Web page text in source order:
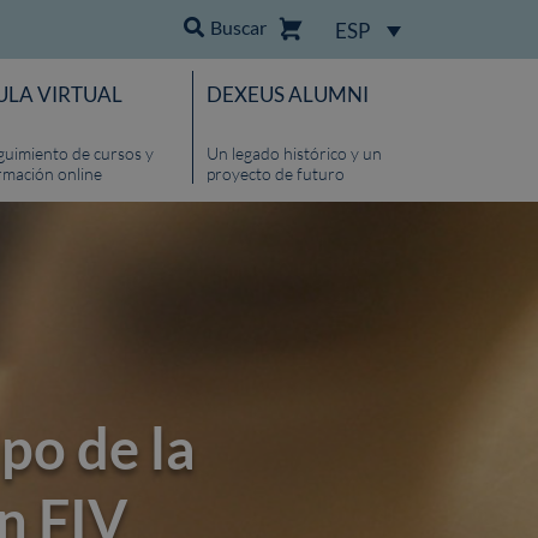
Buscar ESP
VIRTUAL
de cursos y
online
DEXEUS ALUMNI
Un legado histórico y un
proyecto de futuro
de la
FIV